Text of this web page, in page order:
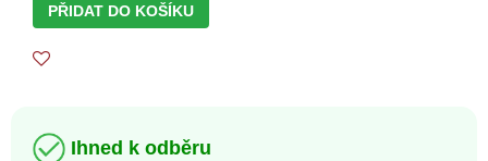
PŘIDAT DO KOŠÍKU
Ihned k odběru